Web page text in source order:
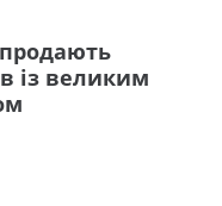
із великим